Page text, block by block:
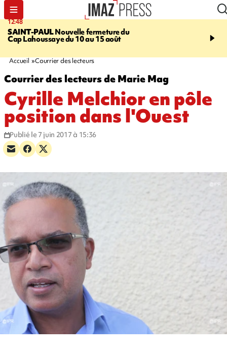
12:48
SAINT-PAULNouvelle fermeture du
Cap Lahoussaye du 10 au 15 août
14:23
massif de migrants, la
Accueil Courrier des lecteurs
Courrier des lecteurs de Marie Mag
Cyrille Melchior en pôle
position dans l'Ouest
Publié le 7 juin 2017 à 15:36